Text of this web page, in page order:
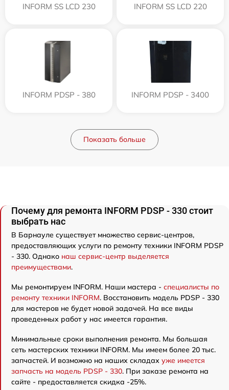
INFORM SS LCD 230 INFORM SS LCD 220
INFORM PDSP - 380 INFORM PDSP - 3400
Показать больше
Почему для ремонта INFORM PDSP - 330 стоит
выбрать нас
В Барнауле существует множество сервис-центров,
предоставляющих услуги по ремонту техники INFORM PDSP
- 330. Однако наш сервис-центр выделяется
преимуществами.
Мы ремонтируем INFORM. Наши мастера - специалисты по
ремонту техники INFORM. Восстановить модель PDSP - 330
для мастеров не будет новой задачей. На все виды
проведенных работ у нас имеется гарантия.
Минимальные сроки выполнения ремонта. Мы большая
сеть мастерских техники INFORM. Мы имеем более 20 тыс.
запчастей. И возможно на наших складах уже имеется
запчасть на модель PDSP - 330. При заказе ремонта на
сайте - предоставляется скидка -25%.